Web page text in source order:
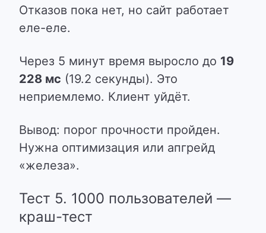
Отказов пока нет, но сайт работает
еле-еле.
Через 5 минут время выросло до 19
228 мс (19.2 секунды). Это
неприемлемо. Клиент уйдёт.
Вывод: порог прочности пройден.
Нужна оптимизация или апгрейд
«железа».
Тест 5. 1000 пользователей —
краш-тест